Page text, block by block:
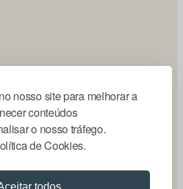
nosso site para melhorar a
conteúdos
o nosso tráfego.
de Cookies.
todos